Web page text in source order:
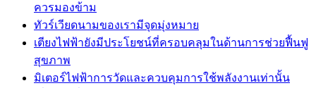
ควรมองข้าม
ทัวร์เวียดนามของเรามีจุดมุ่งหมาย
เตียงไฟฟ้ายังมีประโยชน์ที่ครอบคลุมในด้านการช่วยฟื้นฟู
สุขภาพ
มิเตอร์ไฟฟ้าการวัดและควบคุมการใช้พลังงานเท่านั้น